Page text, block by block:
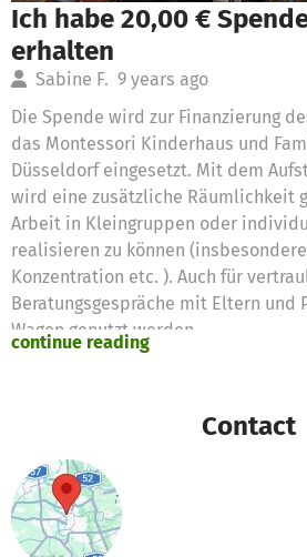
Ich habe 20,00 €
erhalten
Sabine F. 9 years ago
Die Spende wird zur Finanzierung
das Montessori Kinderhaus und
Düsseldorf eingesetzt. Mit dem
wird eine zusätzliche Räumlichkeit
Arbeit in Kleingruppen oder
realisieren zu können
Konzentration etc. ). Auch für
Beratungsgespräche mit Eltern und
Wagen genutzt werden.
continue reading
Contact